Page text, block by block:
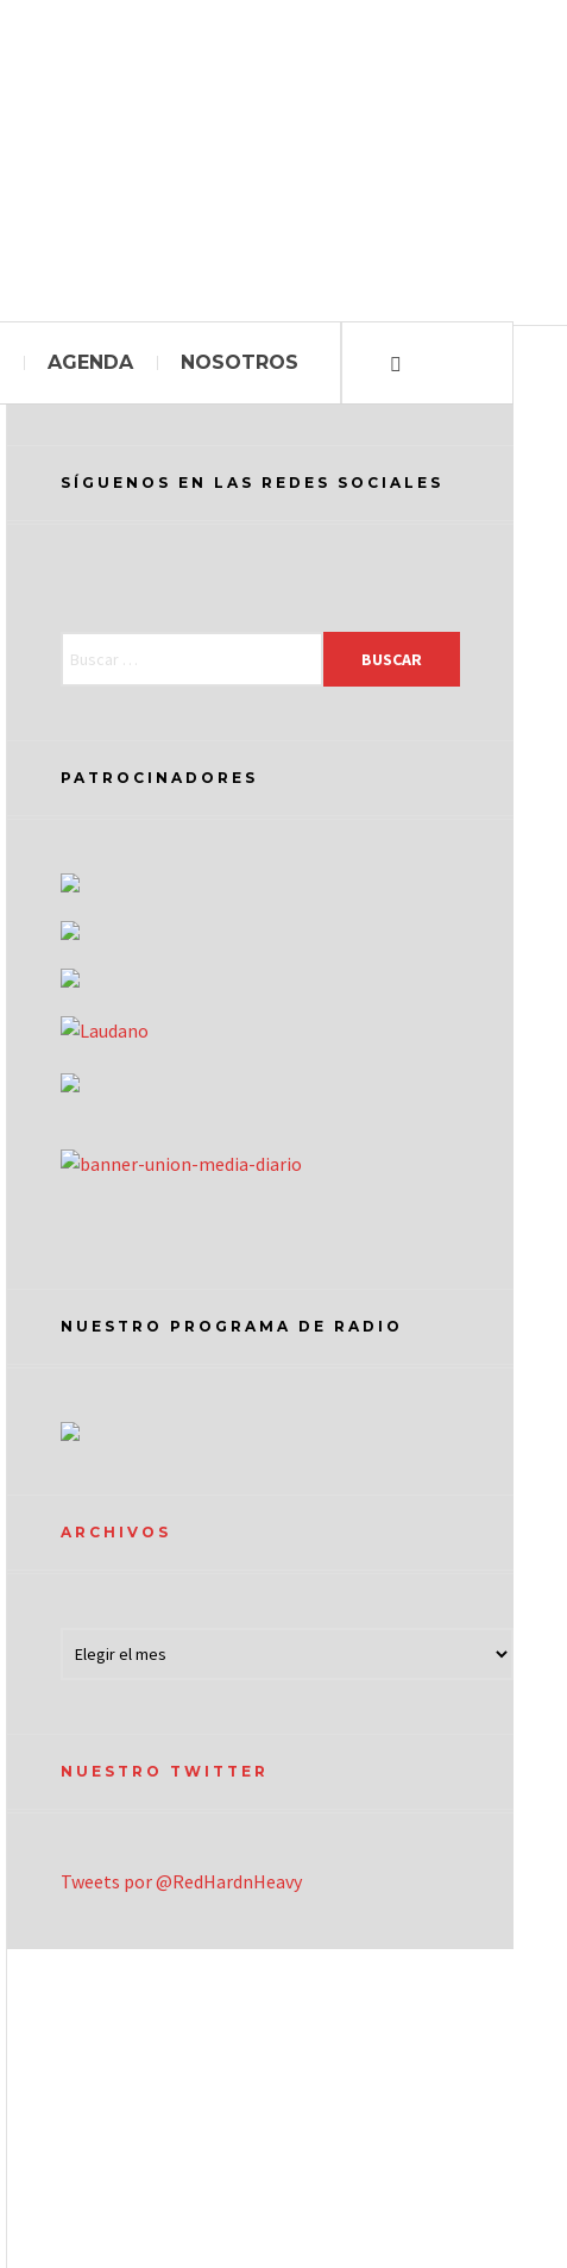
AGENDA NOSOTROS
SÍGUENOS EN LAS REDES SOCIALES
PATROCINADORES
NUESTRO PROGRAMA DE RADIO
ARCHIVOS
NUESTRO TWITTER
Tweets por @RedHardnHeavy